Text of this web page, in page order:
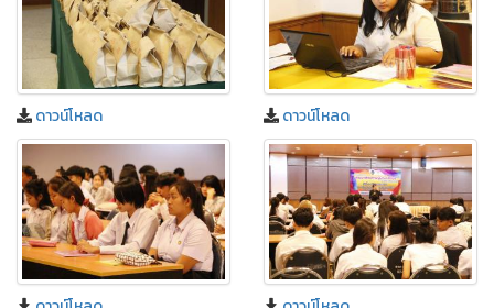
ดาวน์โหลด ดาวน์โหลด